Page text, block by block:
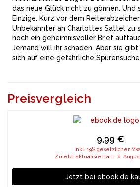
das neue Glück nicht zu gönnen. Und
Einzige. Kurz vor dem
Unbekannter an Charlottes Sattel zu
noch ein geheimnisvoller Brief
Jemand will ihr schaden. Aber sie
sich auf eine gefährliche Spurensuche
Preisvergleich
9,99 €
inkl. 19% gesetzlicher
Zuletzt aktualisiert am: 8. August
Jetzt bei ebook.de